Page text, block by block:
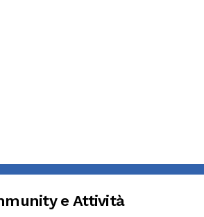
e Attività